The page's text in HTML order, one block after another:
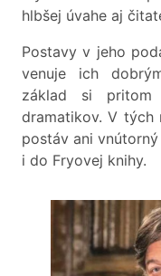
hlbšej úvahe aj
Postavy v jeho
venuje ich
základ si pritom
dramatikov. V tých
postáv ani
i do Fryovej knihy.